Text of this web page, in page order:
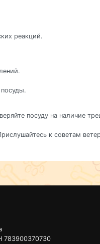
реакций.
посуду на наличие
к советам
783900370730